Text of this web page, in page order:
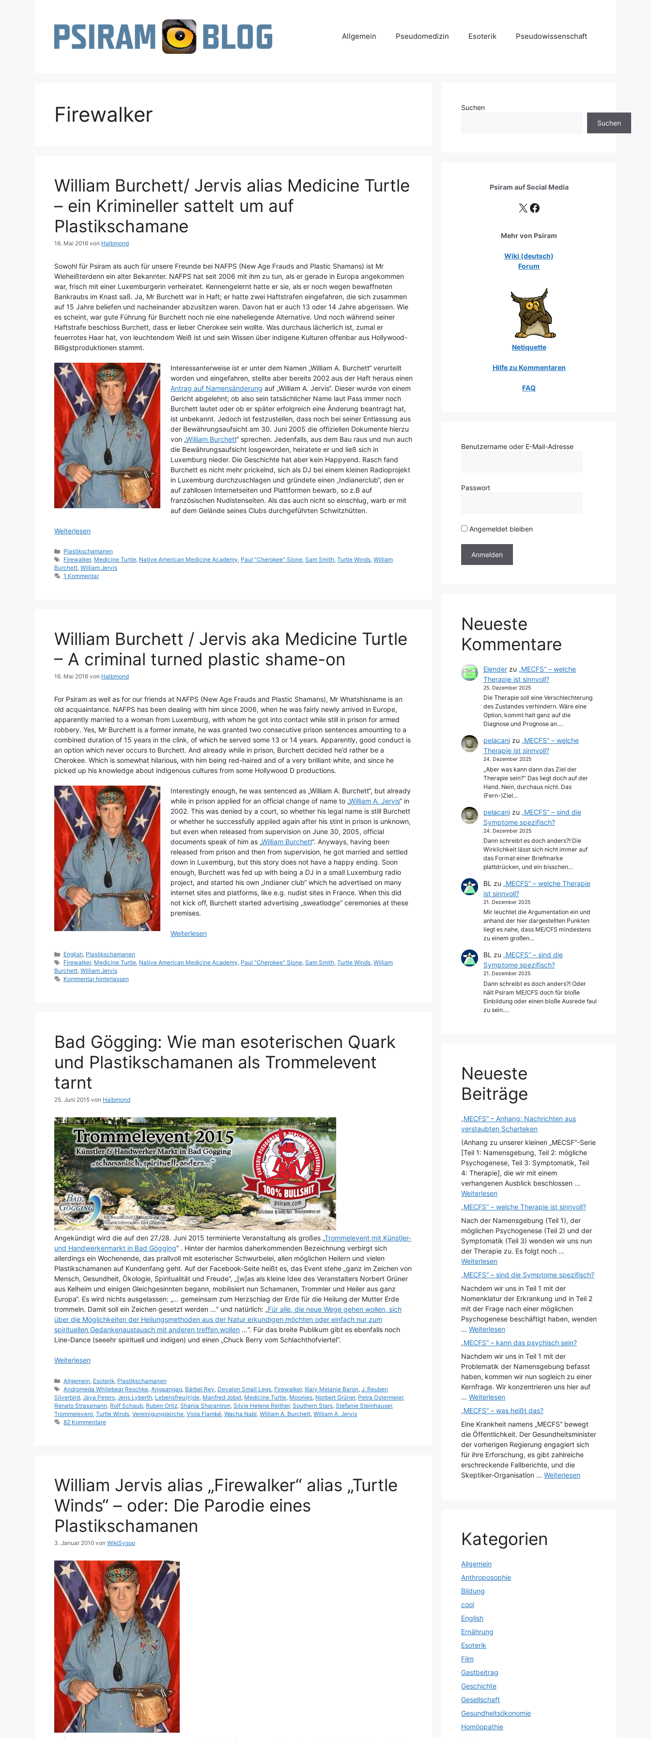
Allgemein Pseudomedizin Esoterik Pseudowissenschaft
Firewalker
William Burchett/ Jervis alias Medicine Turtle
– ein Krimineller sattelt um auf
Plastikschamane
16. Mai 2016 von Halbmond
Sowohl für Psiram als auch für unsere Freunde bei NAFPS (New Age Frauds and Plastic Shamans) ist Mr
Wieheißterdenn ein alter Bekannter. NAFPS hat seit 2006 mit ihm zu tun, als er gerade in Europa angekommen
war, frisch mit einer Luxemburgerin verheiratet. Kennengelernt hatte er sie, als er noch wegen bewaffneten
Bankraubs im Knast saß. Ja, Mr Burchett war in Haft; er hatte zwei Haftstrafen eingefahren, die sich zusammen
auf 15 Jahre beliefen und nacheinander abzusitzen waren. Davon hat er auch 13 oder 14 Jahre abgerissen. Wie
es scheint, war gute Führung für Burchett noch nie eine naheliegende Alternative. Und noch während seiner
Haftstrafe beschloss Burchett, dass er lieber Cherokee sein wollte. Was durchaus lächerlich ist, zumal er
feuerrotes Haar hat, von leuchtendem Weiß ist und sein Wissen über indigene Kulturen offenbar aus Hollywood-
Billigstproduktionen stammt.
Interessanterweise ist er unter dem Namen „William A. Burchett“ verurteilt
worden und eingefahren, stellte aber bereits 2002 aus der Haft heraus einen
Antrag auf Namensänderung auf „William A. Jervis“. Dieser wurde von einem
Gericht abgelehnt; ob also sein tatsächlicher Name laut Pass immer noch
Burchett lautet oder ob er später erfolgreich eine Änderung beantragt hat,
ist unbekannt. Jedoch ist festzustellen, dass noch bei seiner Entlassung aus
der Bewährungsaufsicht am 30. Juni 2005 die offiziellen Dokumente hierzu
von „William Burchett“ sprechen. Jedenfalls, aus dem Bau raus und nun auch
die Bewährungsaufsicht losgeworden, heiratete er und ließ sich in
Luxemburg nieder. Die Geschichte hat aber kein Happyend. Rasch fand
Burchett es nicht mehr prickelnd, sich als DJ bei einem kleinen Radioprojekt
in Luxemburg durchzuschlagen und gründete einen „Indianerclub“, den er
auf zahllosen Internetseiten und Plattformen bewarb, so z.B auf
französischen Nudistenseiten. Als das auch nicht so einschlug, warb er mit
auf dem Gelände seines Clubs durchgeführten Schwitzhütten.
Weiterlesen
Kategorien
Plastikschamanen
Schlagwörter
Firewalker, Medicine Turtle, Native American Medicine Academy, Paul "Cherokee" Slone,Sam Smith,Turtle Winds,William
Burchett, William Jervis
1 Kommentar
William Burchett / Jervis aka Medicine Turtle
– A criminal turned plastic shame-on
16. Mai 2016 von Halbmond
For Psiram as well as for our friends at NAFPS (New Age Frauds and Plastic Shamans), Mr Whatshisname is an
old acquaintance. NAFPS has been dealing with him since 2006, when he was fairly newly arrived in Europe,
apparently married to a woman from Luxemburg, with whom he got into contact while still in prison for armed
robbery. Yes, Mr Burchett is a former inmate, he was granted two consecutive prison sentences amounting to a
combined duration of 15 years in the clink, of which he served some 13 or 14 years. Apparently, good conduct is
an option which never occurs to Burchett. And already while in prison, Burchett decided he’d rather be a
Cherokee. Which is somewhat hilarious, with him being red-haired and of a very brilliant white, and since he
picked up his knowledge about indigenous cultures from some Hollywood D productions.
Interestingly enough, he was sentenced as „William A. Burchett“, but already
while in prison applied for an official change of name to „William A. Jervis“ in
2002. This was denied by a court, so whether his legal name is still Burchett
or whether he successfully applied again after his stint in prison is unknown,
but even when released from supervision on June 30, 2005, official
documents speak of him as „William Burchett“. Anyways, having been
released from prison and then from supervision, he got married and settled
down in Luxemburg, but this story does not have a happy ending. Soon
enough, Burchett was fed up with being a DJ in a small Luxemburg radio
project, and started his own „Indianer club“ which he advertised on many
internet sites and platforms, like e.g. nudist sites in France. When this did
not kick off, Burchett started advertising „sweatlodge“ ceremonies at these
premises.
Weiterlesen
Kategorien
English, Plastikschamanen
Schlagwörter
Firewalker, Medicine Turtle, Native American Medicine Academy, Paul "Cherokee" Slone,Sam Smith,Turtle Winds,William
Burchett, William Jervis
Kommentar hinterlassen
Bad Gögging: Wie man esoterischen Quark
und Plastikschamanen als Trommelevent
tarnt
25. Juni 2015 von Halbmond
Angekündigt wird die auf den 27./28. Juni 2015 terminierte Veranstaltung als großes „Trommelevent mit Künstler-
und Handwerkermarkt in Bad Gögging“ . Hinter der harmlos daherkommenden Bezeichnung verbirgt sich
allerdings ein Wochenende, das prallvoll mit esoterischer Schwurbelei, allen möglichen Heilern und vielen
Plastikschamanen auf Kundenfang geht. Auf der Facebook-Seite heißt es, das Event stehe „ganz im Zeichen von
Mensch, Gesundheit, Ökologie, Spiritualität und Freude“, „[w]as als kleine Idee des Veranstalters Norbert Grüner
aus Kelheim und einigen Gleichgesinnten begann, mobilisiert nun Schamanen, Trommler und Heiler aus ganz
Europa“. Es wird nichts ausgelassen: „… gemeinsam zum Herzschlag der Erde für die Heilung der Mutter Erde
trommeln. Damit soll ein Zeichen gesetzt werden …“ und natürlich: „Für alle, die neue Wege gehen wollen, sich
über die Möglichkeiten der Heilungsmethoden aus der Natur erkundigen möchten oder einfach nur zum
spirituellen Gedankenaustausch mit anderen treffen wollen …“. Für das breite Publikum gibt es ebenfalls noch
Line-Dance (seeehr spirituell und indigen) und einen „Chuck Berry vom Schlachthofviertel“.
Weiterlesen
Kategorien
Allgemein Esoterik Plastikschamanen
Schlagwörter
Andromeda Whitebear Reschke ,Angaangaq Bärbel Rey Devalon Small Legs Firewalker, Illary Melanie Baron ,J. Reuben
Silverbird Jaya Peters Jens Lyberth Lebensfreu(n)de Manfred Jobst Medicine Turtle Moonies Norbert Grüner, Petra Ostermeier,
Renato Strassmann Rolf Schaub Ruben Ortiz Shania Sharantron Silvie Helene Reither, Southern Stars Stefanie Steinhauser,
Trommelevent Turtle Winds Vereinigungskirche Viola Flambé Wacha Nabi William A. Burchett William A. Jervis
82 Kommentare
William Jervis alias „Firewalker“ alias „Turtle
Winds“ – oder: Die Parodie eines
Plastikschamanen
3. Januar 2010 von WikiSysop
Suchen
Suchen
Psiram aufSocial Media
X Facebook
Mehr von Psiram
Wiki (deutsch)
Forum
Netiquette
Hilfe zu Kommentaren
FAQ
Benutzername oder E-Mail-Adresse
Passwort
Angemeldet bleiben
Neueste
Kommentare
Elenderzu „MECFS“ – welche
Therapie ist sinnvoll?
25. Dezember 2025
Die Therapie soll eine Verschlechterung
des Zustandes verhindern. Wäre eine
Option, kommt halt ganz auf die
Diagnose und Prognose an.…
pelacanizu „MECFS“ – welche
Therapie ist sinnvoll?
24. Dezember 2025
„Aber was kann dann das Ziel der
Therapie sein?“ Das liegt doch auf der
Hand. Nein, durchaus nicht. Das
(Fern-)Ziel…
pelacanizu „MECFS“ – sind die
Symptome spezifisch?
24. Dezember 2025
Dann schreibt es doch anders?! Die
Wirklichkeit lässt sich nicht immer auf
das Format einer Briefmarke
plattdrücken, und ein bisschen…
BL zu „MECFS“ – welche Therapie
ist sinnvoll?
21. Dezember 2025
Mir leuchtet die Argumentation ein und
anhand der hier dargestellten Punkten
liegt es nahe, dass ME/CFS mindestens
zu einem großen…
BL zu „MECFS“ – sind die
Symptome spezifisch?
21. Dezember 2025
Dann schreibt es doch anders?! Oder
hält Psiram ME/CFS doch für bloße
Einbildung oder einen bloße Ausrede faul
zu sein.…
Neueste
Beiträge
„MECFS“ – Anhang: Nachrichten aus
verstaubten Scharteken
(Anhang zu unserer kleinen „MECSF“-Serie
[Teil 1: Namensgebung, Teil 2: mögliche
Psychogenese, Teil 3: Symptomatik, Teil
4: Therapie], die wir mit einem
verhangenen Ausblick beschlossen ...
Weiterlesen
„MECFS“ – welche Therapie ist sinnvoll?
Nach der Namensgebung (Teil 1), der
möglichen Psychogenese (Teil 2) und der
Symptomatik (Teil 3) wenden wir uns nun
der Therapie zu. Es folgt noch ...
Weiterlesen
„MECFS“ – sind die Symptome spezifisch?
Nachdem wir uns in Teil 1 mit der
Nomenklatur der Erkrankung und in Teil 2
mit der Frage nach einer möglichen
Psychogenese beschäftigt haben, wenden
... Weiterlesen
„MECFS“ – kann das psychisch sein?
Nachdem wir uns in Teil 1 mit der
Problematik der Namensgebung befasst
haben, kommen wir nun sogleich zu einer
Kernfrage. Wir konzentrieren uns hier auf
... Weiterlesen
„MECFS“ – was heißt das?
Eine Krankheit namens „MECFS“ bewegt
die Öffentlichkeit. Der Gesundheitsminister
der vorherigen Regierung engagiert sich
für ihre Erforschung, es gibt zahlreiche
erschreckende Fallberichte, und die
Skeptiker-Organisation ... Weiterlesen
Kategorien
Allgemein
Anthroposophie
Bildung
cool
English
Ernährung
Esoterik
Film
Gastbeitrag
Geschichte
Gesellschaft
Gesundheitsökonomie
Homöopathie